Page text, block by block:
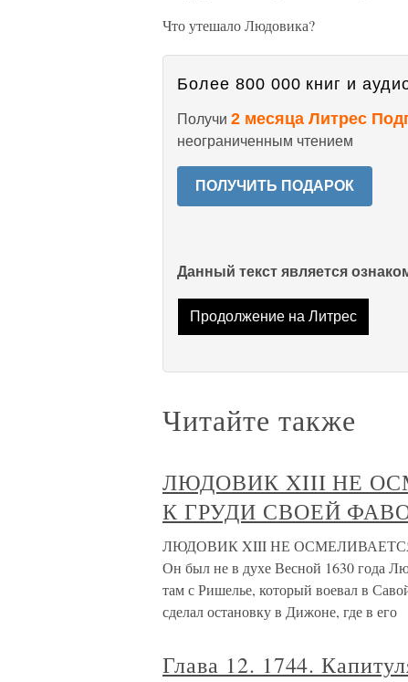
Что утешало Людовика?
Более 800 000 книг и
Получи 2 месяца Литрес
неограниченным чтением
ПОЛУЧИТЬ ПОДАРОК
Данный текст является
Продолжение на Литрес
Читайте также
ЛЮДОВИК XIII НЕ
К ГРУДИ СВОЕЙ
ЛЮДОВИК XIII НЕ
Он был не в духе Весной 1630 года
там с Ришелье, который воевал в
сделал остановку в Дижоне, где в его
Глава 12. 1744.